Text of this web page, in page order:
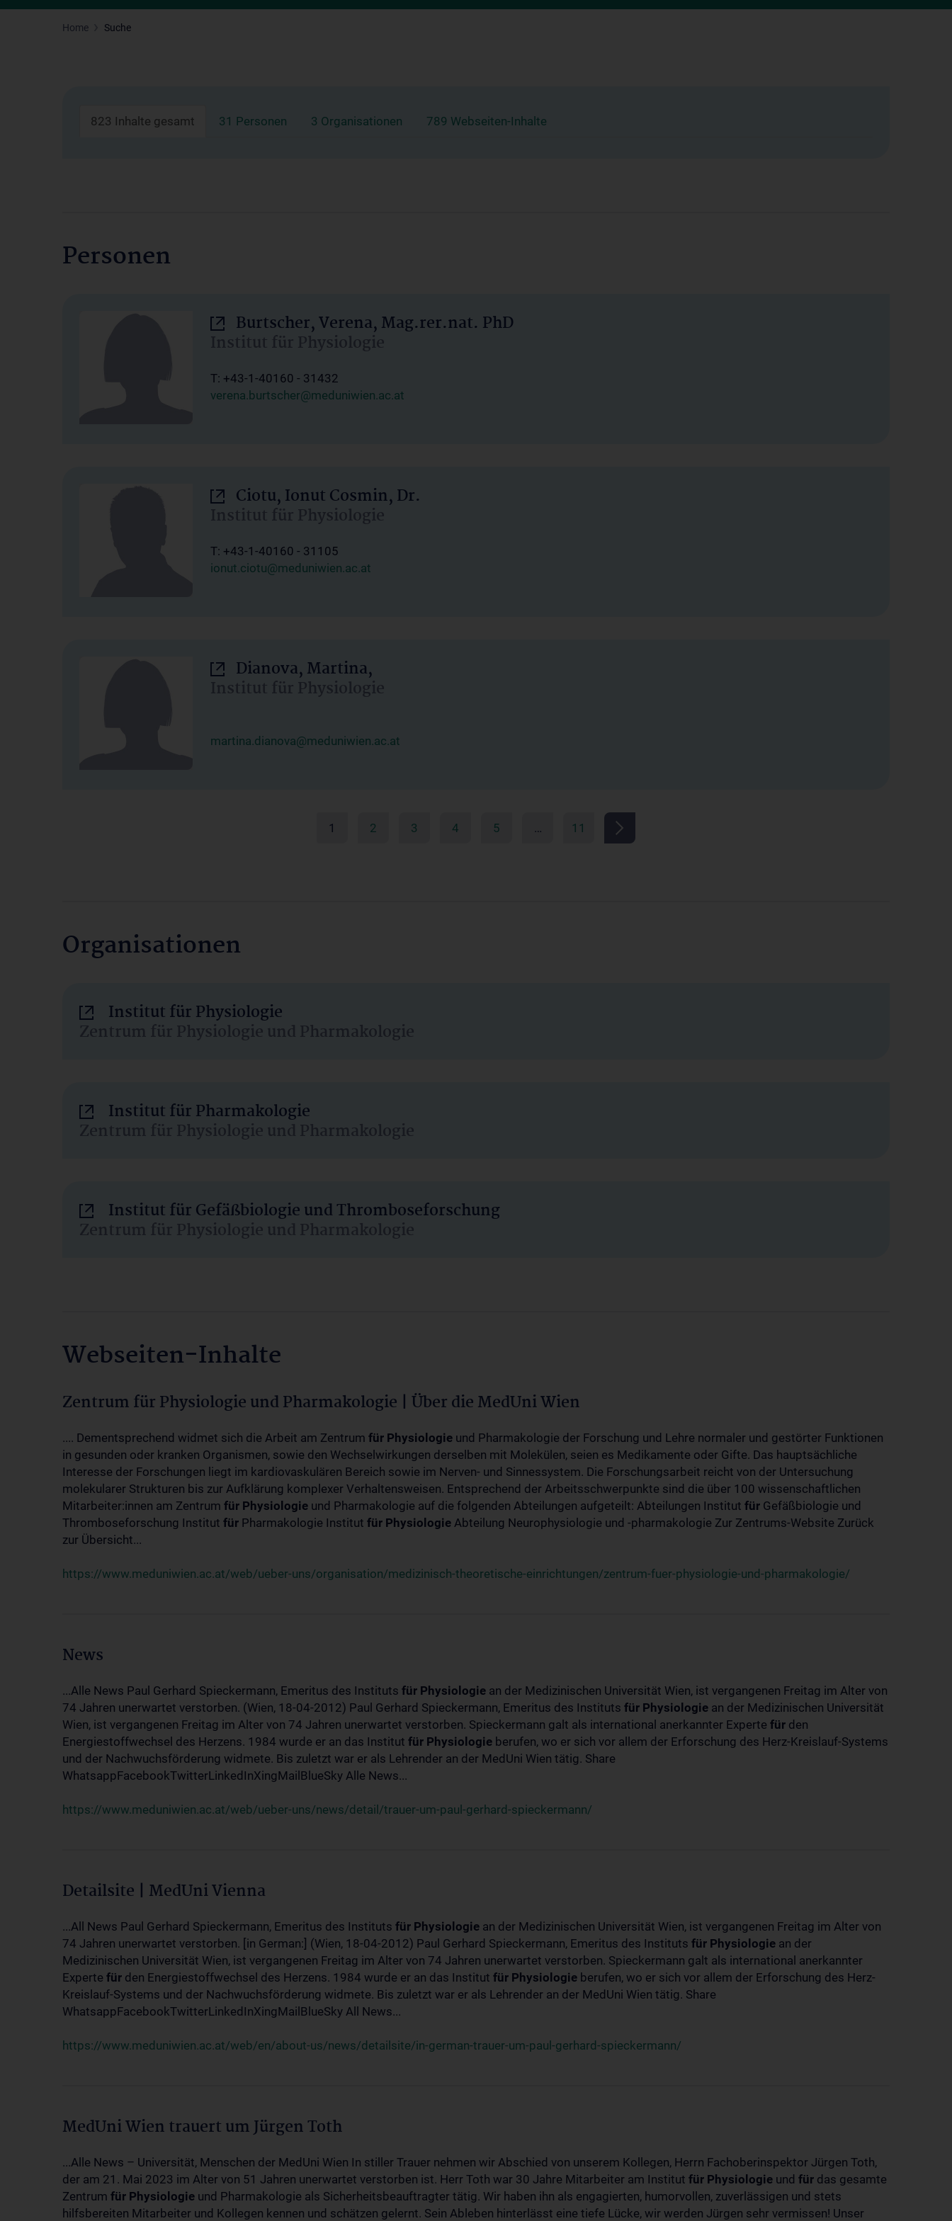
Home Suche
823 Inhalte gesamt 31 Personen 3 Organisationen 789 Webseiten-Inhalte
Personen
Burtscher, Verena, Mag.rer.nat. PhD
Institut für Physiologie
T: +43-1-40160 - 31432
verena.burtscher@meduniwien.ac.at
Ciotu, Ionut Cosmin, Dr.
Institut für Physiologie
T: +43-1-40160 - 31105
ionut.ciotu@meduniwien.ac.at
Dianova, Martina,
Institut für Physiologie
martina.dianova@meduniwien.ac.at
1 2 3 4 5 … 11
Organisationen
Institut für Physiologie
Zentrum für Physiologie und Pharmakologie
Institut für Pharmakologie
Zentrum für Physiologie und Pharmakologie
Institut für Gefäßbiologie und Thromboseforschung
Zentrum für Physiologie und Pharmakologie
Webseiten-Inhalte
Zentrum für Physiologie und Pharmakologie | Über die MedUni Wien
.... Dementsprechend widmet sich die Arbeit am Zentrum für Physiologie und Pharmakologie der Forschung und Lehre normaler und gestörter Funktionen
in gesunden oder kranken Organismen, sowie den Wechselwirkungen derselben mit Molekülen, seien es Medikamente oder Gifte. Das hauptsächliche
Interesse der Forschungen liegt im kardiovaskulären Bereich sowie im Nerven- und Sinnessystem. Die Forschungsarbeit reicht von der Untersuchung
molekularer Strukturen bis zur Aufklärung komplexer Verhaltensweisen. Entsprechend der Arbeitsschwerpunkte sind die über 100 wissenschaftlichen
Mitarbeiter:innen am Zentrum für Physiologie und Pharmakologie auf die folgenden Abteilungen aufgeteilt: Abteilungen Institut für Gefäßbiologie und
Thromboseforschung Institut für Pharmakologie Institut für Physiologie Abteilung Neurophysiologie und -pharmakologie Zur Zentrums-Website Zurück
zur Übersicht...
https://www.meduniwien.ac.at/web/ueber-uns/organisation/medizinisch-theoretische-einrichtungen/zentrum-fuer-physiologie-und-pharmakologie/
News
...Alle News Paul Gerhard Spieckermann, Emeritus des Instituts für Physiologie an der Medizinischen Universität Wien, ist vergangenen Freitag im Alter von
74 Jahren unerwartet verstorben. (Wien, 18-04-2012) Paul Gerhard Spieckermann, Emeritus des Instituts für Physiologie an der Medizinischen Universität
Wien, ist vergangenen Freitag im Alter von 74 Jahren unerwartet verstorben. Spieckermann galt als international anerkannter Experte für den
Energiestoffwechsel des Herzens. 1984 wurde er an das Institut für Physiologie berufen, wo er sich vor allem der Erforschung des Herz-Kreislauf-Systems
und der Nachwuchsförderung widmete. Bis zuletzt war er als Lehrender an der MedUni Wien tätig. Share
WhatsappFacebookTwitterLinkedInXingMailBlueSky Alle News...
https://www.meduniwien.ac.at/web/ueber-uns/news/detail/trauer-um-paul-gerhard-spieckermann/
Detailsite | MedUni Vienna
...All News Paul Gerhard Spieckermann, Emeritus des Instituts für Physiologie an der Medizinischen Universität Wien, ist vergangenen Freitag im Alter von
74 Jahren unerwartet verstorben. [in German:] (Wien, 18-04-2012) Paul Gerhard Spieckermann, Emeritus des Instituts für Physiologie an der
Medizinischen Universität Wien, ist vergangenen Freitag im Alter von 74 Jahren unerwartet verstorben. Spieckermann galt als international anerkannter
Experte für den Energiestoffwechsel des Herzens. 1984 wurde er an das Institut für Physiologie berufen, wo er sich vor allem der Erforschung des Herz-
Kreislauf-Systems und der Nachwuchsförderung widmete. Bis zuletzt war er als Lehrender an der MedUni Wien tätig. Share
WhatsappFacebookTwitterLinkedInXingMailBlueSky All News...
https://www.meduniwien.ac.at/web/en/about-us/news/detailsite/in-german-trauer-um-paul-gerhard-spieckermann/
MedUni Wien trauert um Jürgen Toth
...Alle News – Universität, Menschen der MedUni Wien In stiller Trauer nehmen wir Abschied von unserem Kollegen, Herrn Fachoberinspektor Jürgen Toth,
der am 21. Mai 2023 im Alter von 51 Jahren unerwartet verstorben ist. Herr Toth war 30 Jahre Mitarbeiter am Institut für Physiologie und für das gesamte
Zentrum für Physiologie und Pharmakologie als Sicherheitsbeauftragter tätig. Wir haben ihn als engagierten, humorvollen, zuverlässigen und stets
hilfsbereiten Mitarbeiter und Kollegen kennen und schätzen gelernt. Sein Ableben hinterlässt eine tiefe Lücke, wir werden Jürgen sehr vermissen! Unser